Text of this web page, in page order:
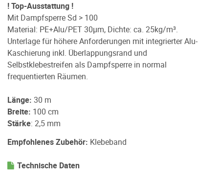
! Top-Ausstattung !
Mit Dampfsperre Sd > 100
Material: PE+Alu/PET 30µm, Dichte: ca. 25kg/m³.
Unterlage für höhere Anforderungen mit integrierter Alu-
Kaschierung inkl. Überlappungsrand und
Selbstklebestreifen als Dampfsperre in normal
frequentierten Räumen.
Länge: 30 m
Breite: 100 cm
Stärke: 2,5 mm
Empfohlenes Zubehör: Klebeband
Technische Daten